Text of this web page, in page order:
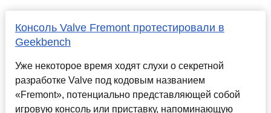
Консоль Valve Fremont протестировали в
Geekbench
Уже некоторое время ходят слухи о секретной
разработке Valve под кодовым названием
«Fremont», потенциально представляющей собой
игровую консоль или приставку, напоминающую